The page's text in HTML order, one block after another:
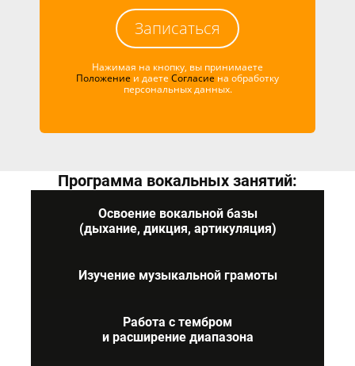
Записаться
Нажимая на кнопку, вы принимаете
Положение и даете Согласие на обработку
персональных данных.
Программа вокальных занятий:
Освоение вокальной базы
(дыхание, дикция, артикуляция)
Изучение музыкальной грамоты
Работа с тембром
и расширение диапазона